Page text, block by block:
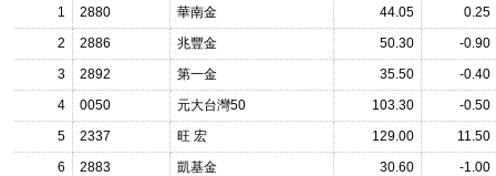
1 2880 華南金 44.05
0.25
2
2886 兆豐金 50.30
-0.90
3
2892 第一金 35.50
-0.40
4
0050 元大台灣50 103.30
-0.50
5
2337 旺 宏 129.00
11.50
6
2883 凱基金 30.60
-1.00